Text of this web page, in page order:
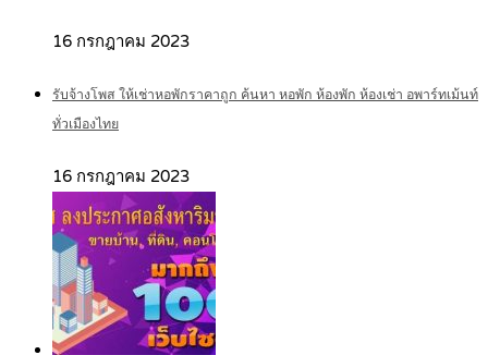
16 กรกฎาคม 2023
รับจ้างโพส ให้เช่าหอพักราคาถูก ค้นหา หอพัก ห้องพัก ห้องเช่า อพาร์ทเม้นท์
ทั่วเมืองไทย
16 กรกฎาคม 2023